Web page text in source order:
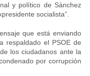
y político de Sánchez
socialista”.
que está enviando
respaldado el PSOE de
los ciudadanos ante la
por corrupción